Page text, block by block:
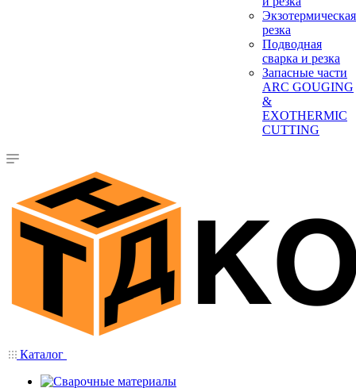
Экзотермическая
резка
Подводная
сварка и резка
Запасные части
ARC GOUGING
&
EXOTHERMIC
CUTTING
Каталог